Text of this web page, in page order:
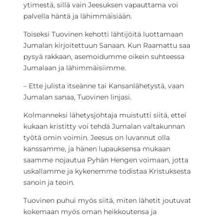
ytimestä, sillä vain Jeesuksen vapauttama voi
palvella häntä ja lähimmäisiään.
Toiseksi Tuovinen kehotti lähtijöitä luottamaan
Jumalan kirjoitettuun Sanaan. Kun Raamattu saa
pysyä rakkaan, asemoidumme oikein suhteessa
Jumalaan ja lähimmäisiimme.
– Ette julista itseänne tai Kansanlähetystä, vaan
Jumalan sanaa, Tuovinen linjasi.
Kolmanneksi lähetysjohtaja muistutti siitä, ettei
kukaan kristitty voi tehdä Jumalan valtakunnan
työtä omin voimin. Jeesus on luvannut olla
kanssamme, ja hänen lupauksensa mukaan
saamme nojautua Pyhän Hengen voimaan, jotta
uskallamme ja kykenemme todistaa Kristuksesta
sanoin ja teoin.
Tuovinen puhui myös siitä, miten lähetit joutuvat
kokemaan myös oman heikkoutensa ja